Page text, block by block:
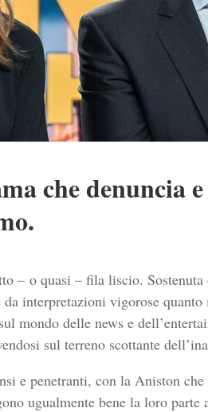
che denuncia
– o quasi – fila liscio. Sostenuta
interpretazioni vigorose quanto
mondo delle news e
sul terreno scottante
e penetranti, con la Aniston
ugualmente bene la loro